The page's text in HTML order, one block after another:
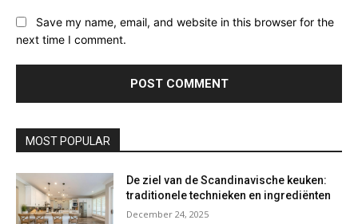
Save my name, email, and website in this browser for the
next time I comment.
MOST POPULAR
De ziel van de Scandinavische keuken:
traditionele technieken en ingrediënten
December 24, 2025